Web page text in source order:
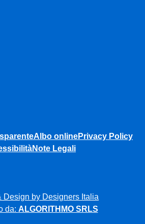
Albo onlinePrivacy Policy
Note Legali
Design by Designers Italia
da: ALGORITHMO SRLS